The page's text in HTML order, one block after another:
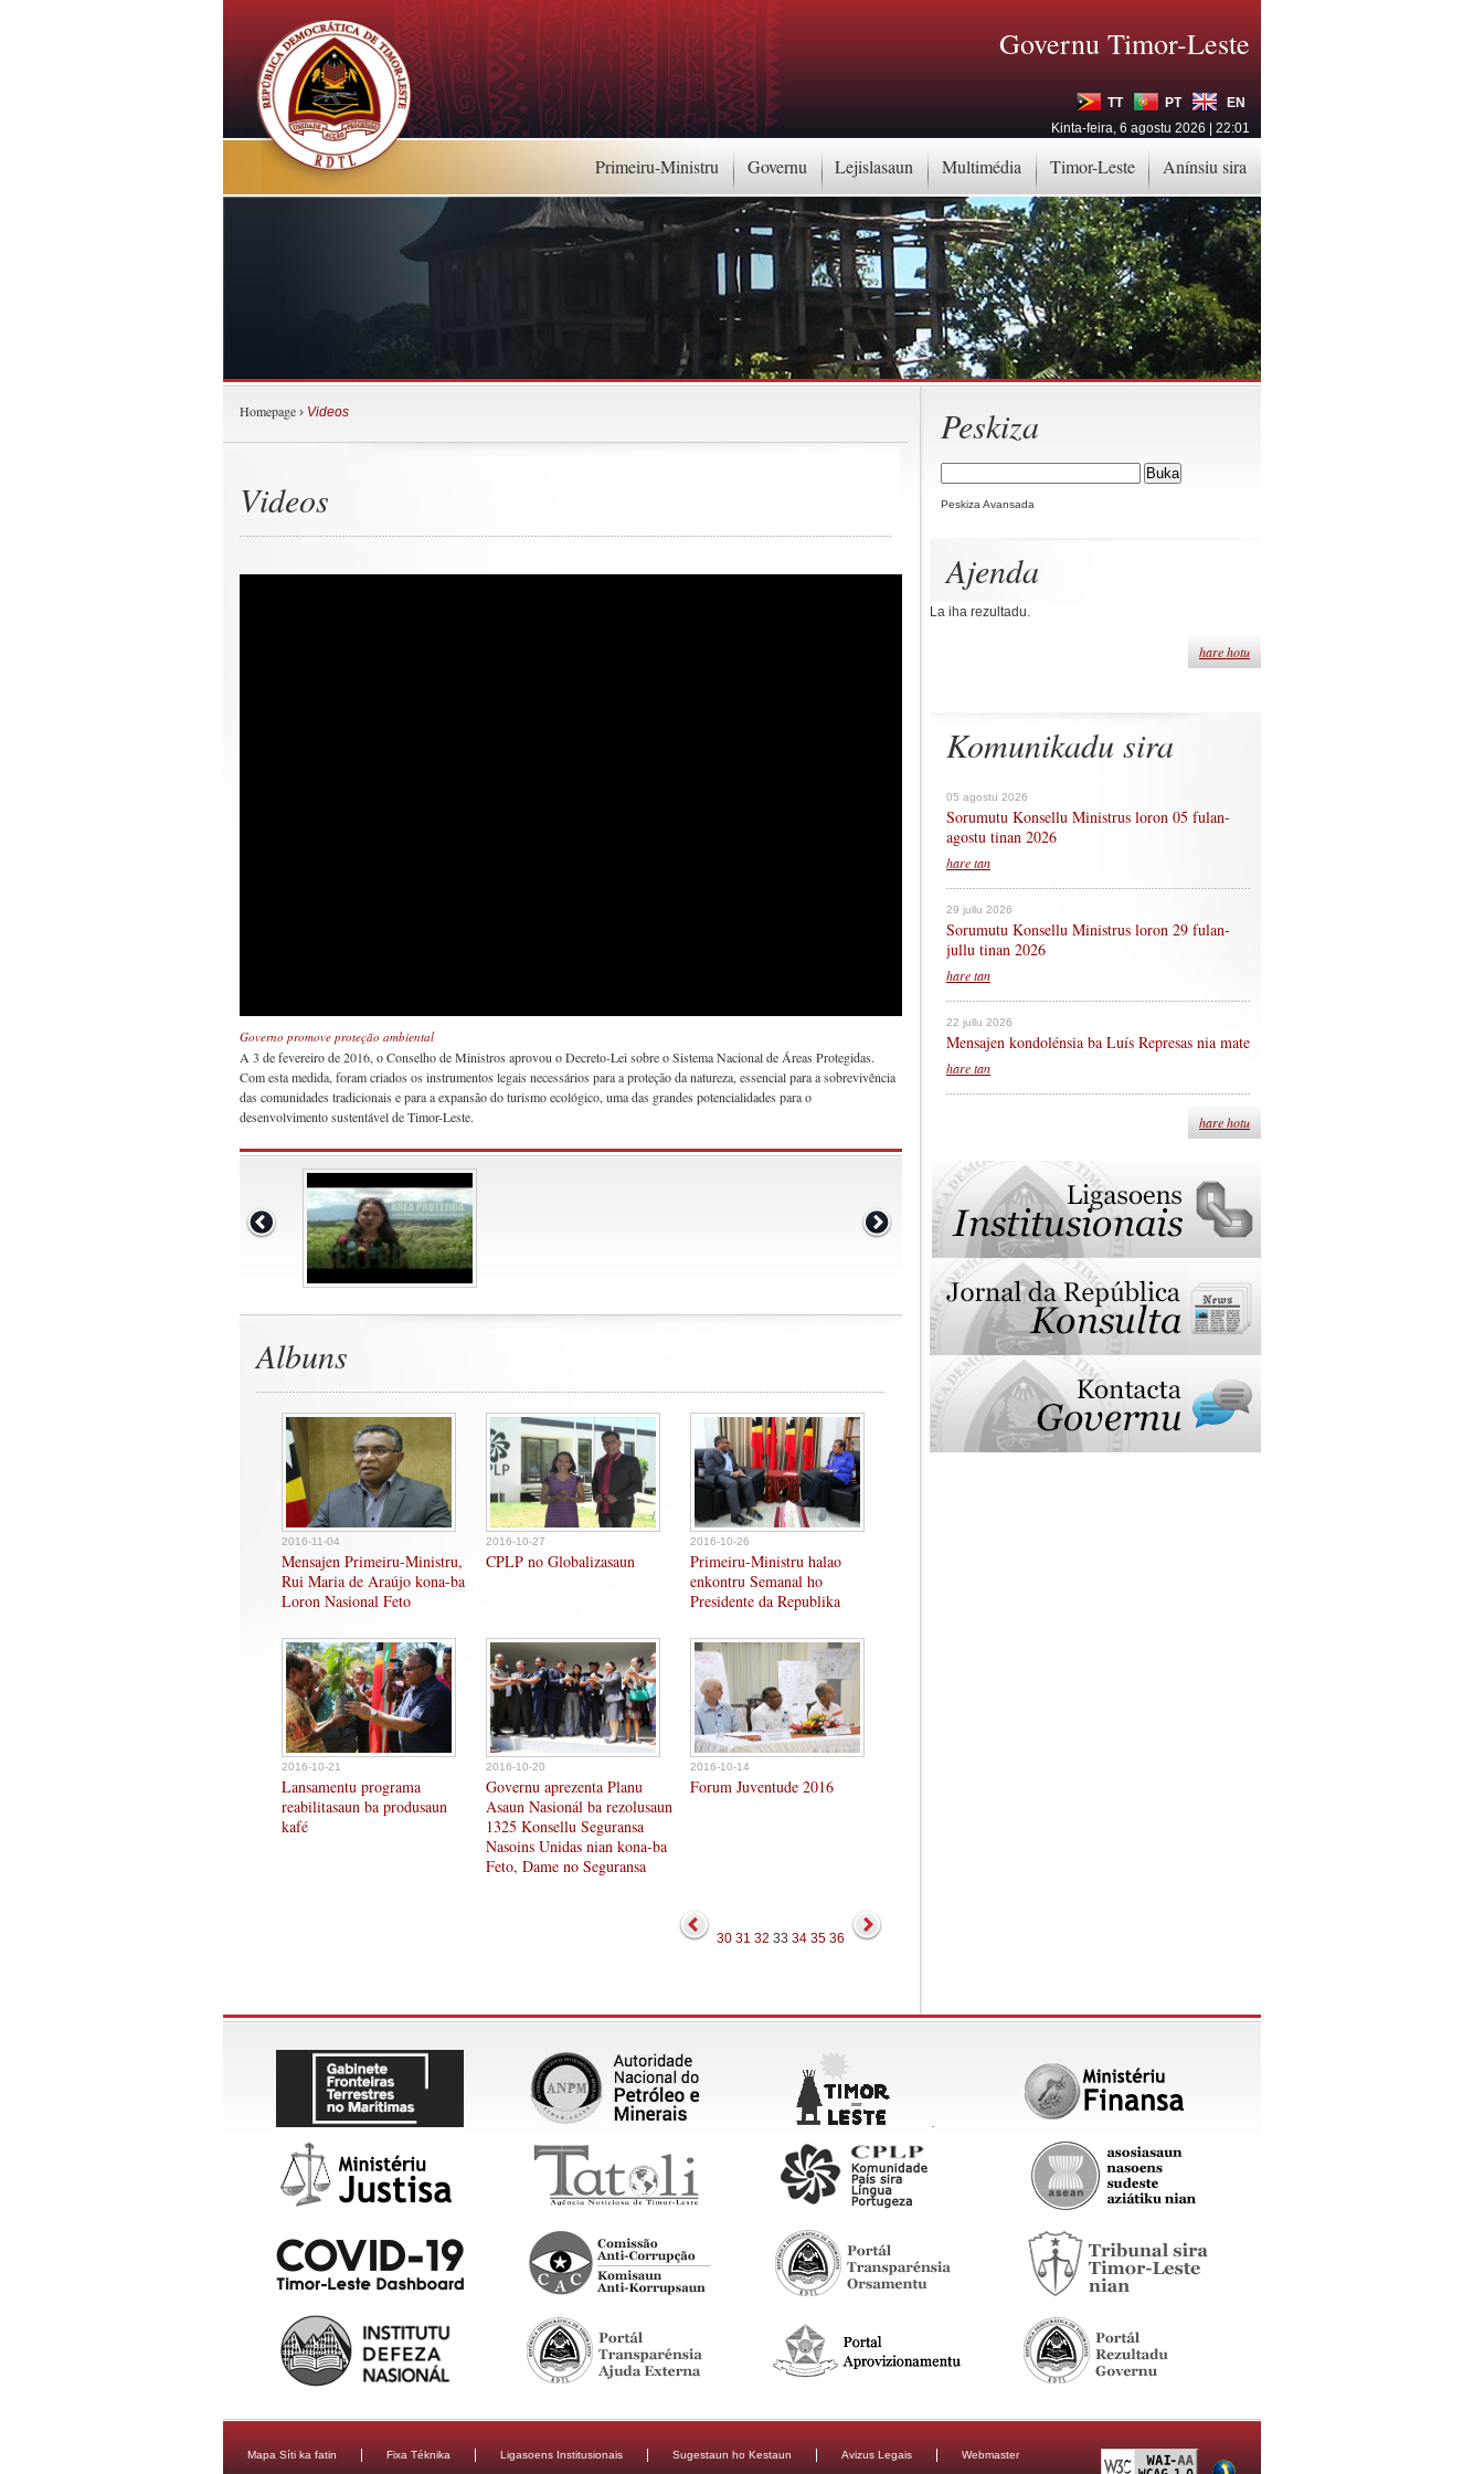
Primeiru-Ministru Governu Lejislasaun Multimédia Timor-Leste Anínsiu sira
Governu Timor-Leste
TT PT
EN
Kinta-feira, 6 agostu 2026 | 22:01
Peskiza
Peskiza Avansada
Ajenda
La iha rezultadu.
hare hotu
Komunikadu sira
05 agostu 2026
Sorumutu Konsellu Ministrus loron 05 fulan-
agostu tinan 2026
hare tan
29 jullu 2026
Sorumutu Konsellu Ministrus loron 29 fulan-
jullu tinan 2026
hare tan
22 jullu 2026
Mensajen kondolénsia ba Luís Represas nia mate
hare tan
hare hotu
Homepage › Videos
Videos
Governo promove proteção ambiental
A 3 de fevereiro de 2016, o Conselho de Ministros aprovou o Decreto-Lei sobre o Sistema Nacional de Áreas Protegidas.
Com esta medida, foram criados os instrumentos legais necessários para a proteção da natureza, essencial para a sobrevivência
das comunidades tradicionais e para a expansão do turismo ecológico, uma das grandes potencialidades para o
desenvolvimento sustentável de Timor-Leste.
Albuns
2016-11-04
Mensajen Primeiru-Ministru,
Rui Maria de Araújo kona-ba
Loron Nasional Feto
2016-10-27
CPLP no Globalizasaun
2016-10-26
Primeiru-Ministru halao
enkontru Semanal ho
Presidente da Republika
2016-10-21
Lansamentu programa
reabilitasaun ba produsaun
kafé
2016-10-20
Governu aprezenta Planu
Asaun Nasionál ba rezolusaun
1325 Konsellu Seguransa
Nasoins Unidas nian kona-ba
Feto, Dame no Seguransa
2016-10-14
Forum Juventude 2016
30 31 32 33 34 35 36
Mapa Síti ka fatin Fixa Téknika Ligasoens Institusionais Sugestaun ho Kestaun Avizus Legais Webmaster